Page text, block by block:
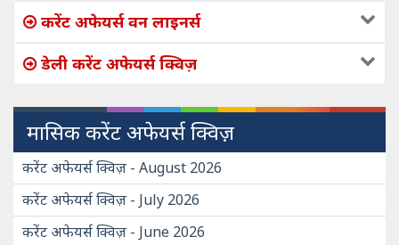
करेंट अफेयर्स वन लाइनर्स
डेली करेंट अफेयर्स क्विज़
मासिक करेंट अफेयर्स क्विज़
करेंट अफेयर्स क्विज़ - August 2026
करेंट अफेयर्स क्विज़ - July 2026
करेंट अफेयर्स क्विज़ - June 2026